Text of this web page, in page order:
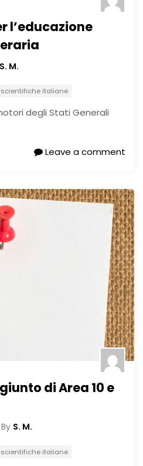
l’educazione
S. M.
scientifiche italiane
degli Stati Generali
Leave a comment
di Area 10 e
By S. M.
scientifiche italiane